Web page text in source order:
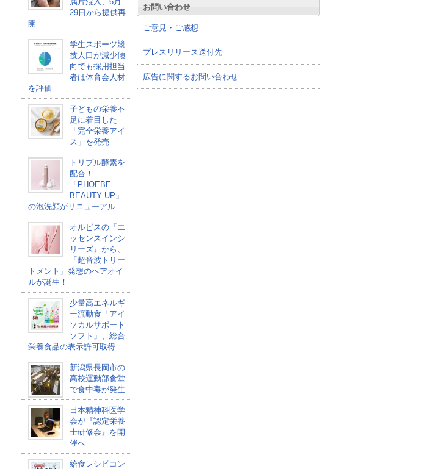
29日から提供再
開
学生スポーツ競
技人口が減少傾
向でも採用担当
者は体育会人材
を評価
子どもの栄養不
足に着目した
「完全栄養アイ
ス」を発売
トリプル酵素を
配合！
「PHOEBE
BEAUTY UP」
の泡洗顔がリニューアル
オルビスの『エ
ッセンスインシ
リーズ』から、
「超音波トリー
トメント」発想のヘアオイ
ルが誕生！
少量高エネルギ
ー流動食「アイ
ソカルサポート
ソフト」、総合
栄養食品の表示許可取得
新潟県長岡市の
高校運動部食堂
で食中毒が発生
日本精神科医学
会が『認定栄養
士研修会』を開
催へ
給食レシピコン
お問い合わせ
ご意見・ご感想
プレスリリース送付先
広告に関するお問い合わせ